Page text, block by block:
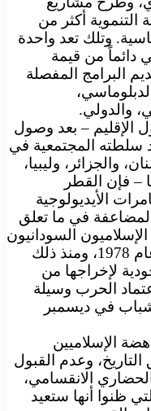
التنموية أكثر من
وتلك تعد واحدة
دائماً من قيمة
البرامج المفصلة
والدولي.
الإقليم – بعد وصول
سلطته المجتمعية في
والجزائر، وليبيا،
– فإن القطر
الأيديولوجية
المضاعفة في ما تعلق
السودانيون
من اختراق الدولة السودانية منذ عام 1978، ومنذ ذلك
لإخراجها من
الحرب وسيلة
في ديسمبر
الإسلاميين
التاريخ، وعدم القبول
الانقسامي،
ظنوا أنها ستعيد